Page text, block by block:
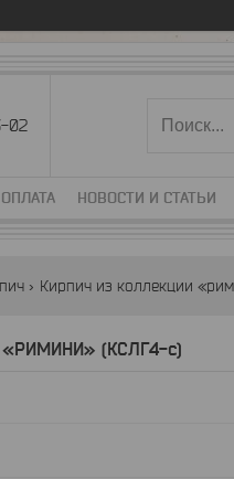
02
НОВОСТИ И СТАТЬИ
Кирпич из коллекции
«РИМИНИ» (КСЛГ4-с)